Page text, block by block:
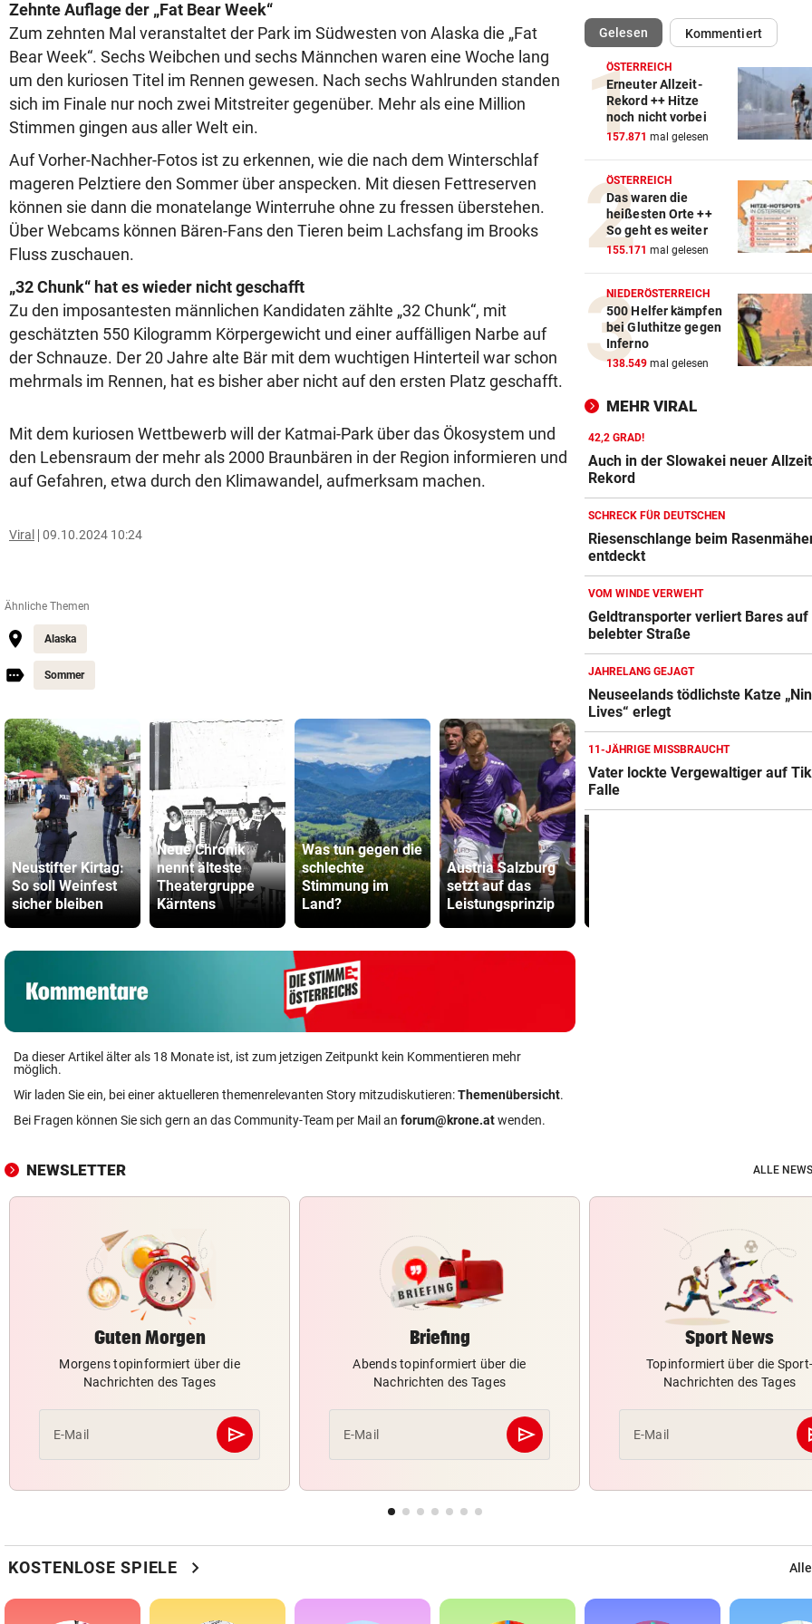
Zehnte Auflage der „Fat Bear Week“
Zum zehnten Mal veranstaltet der Park im Südwesten von Alaska die „Fat
Bear Week“. Sechs Weibchen und sechs Männchen waren eine Woche lang
um den kuriosen Titel im Rennen gewesen. Nach sechs Wahlrunden standen
sich im Finale nur noch zwei Mitstreiter gegenüber. Mehr als eine Million
Stimmen gingen aus aller Welt ein.
Auf Vorher-Nachher-Fotos ist zu erkennen, wie die nach dem Winterschlaf
mageren Pelztiere den Sommer über anspecken. Mit diesen Fettreserven
können sie dann die monatelange Winterruhe ohne zu fressen überstehen.
Über Webcams können Bären-Fans den Tieren beim Lachsfang im Brooks
Fluss zuschauen.
„32 Chunk“ hat es wieder nicht geschafft
Zu den imposantesten männlichen Kandidaten zählte „32 Chunk“, mit
geschätzten 550 Kilogramm Körpergewicht und einer auffälligen Narbe auf
der Schnauze. Der 20 Jahre alte Bär mit dem wuchtigen Hinterteil war schon
mehrmals im Rennen, hat es bisher aber nicht auf den ersten Platz geschafft.
Mit dem kuriosen Wettbewerb will der Katmai-Park über das Ökosystem und
den Lebensraum der mehr als 2000 Braunbären in der Region informieren und
auf Gefahren, etwa durch den Klimawandel, aufmerksam machen.
Viral 09.10.2024 10:24
Ähnliche Themen
Alaska
Sommer
Neustifter Kirtag:
So soll Weinfest
sicher bleiben
Neue Chronik
nennt älteste
Theatergruppe
Kärntens
Was tun gegen die
schlechte
Stimmung im
Land?
Austria Salzburg
setzt auf das
Leistungsprinzip
Da dieser Artikel älter als 18 Monate ist, ist zum jetzigen Zeitpunkt kein Kommentieren mehr
möglich.
Wir laden Sie ein, bei einer aktuelleren themenrelevanten Story mitzudiskutieren:Themenübersicht.
Bei Fragen können Sie sich gern an das Community-Team per Mail an forum@krone.atwenden.
AB NACH ITALIEN!
Leihe perfekt: Borussia
vermeldet Abgang
TRENNUNG VON REGISSEUR vor
Sängerin Vanessa Paradis
Ehe-Aus bekannt
FORSCHER RÄTSELN vor
Ungewöhnliche Todesfälle
Rentieren in Norwegen
NACH ZUSAMMENSTOSS
D: Dutzende Verletzte bei
Straßenbahnunfall
LANGER EUROPACUPABEND vor
und große Sorgen
SEIN GRÖSSTES JAHR vor
DJ Toby Romeo kündigt so viel
Musik wie nie an
„KEINE FRAGE!“ vor
Was tun gegen die schlechte
Stimmung im Land?
Gelesen(ausgewählt)Kommentiert
ÖSTERREICH
Erneuter Allzeit-
Rekord ++ Hitze
noch nicht vorbei
157.871 mal gelesen
ÖSTERREICH
Das waren die
heißesten Orte ++
So geht es weiter
155.171 mal gelesen
NIEDERÖSTERREICH
500 Helfer kämpfen
bei Gluthitze gegen
Inferno
138.549 mal gelesen
MEHR VIRAL
42,2 GRAD!
Auch in der Slowakei neuer
Rekord
SCHRECK FÜR DEUTSCHEN
Riesenschlange beim
entdeckt
VOM WINDE VERWEHT
Geldtransporter verliert Bares auf
belebter Straße
JAHRELANG GEJAGT
Neuseelands tödlichste Katze
Lives“ erlegt
11-JÄHRIGE MISSBRAUCHT
Vater lockte Vergewaltiger auf
Falle
NEWSLETTER ALLE
Guten Morgen
Morgens topinformiert über die
Nachrichten des Tages
E-Mail send
Abschicken
Briefing
Abends topinformiert über die
Nachrichten des Tages
E-Mail send
Abschicken
Sport News
Topinformiert über die Sport-
Nachrichten des Tages
E-Mail
KOSTENLOSE SPIELE chevron_right